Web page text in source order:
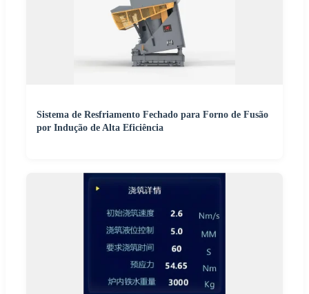
Sistema de Resfriamento Fechado para Forno de Fusão
por Indução de Alta Eficiência